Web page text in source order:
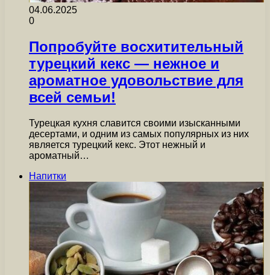
04.06.2025
0
Попробуйте восхитительный
турецкий кекс — нежное и
ароматное удовольствие для
всей семьи!
Турецкая кухня славится своими изысканными
десертами, и одним из самых популярных из них
является турецкий кекс. Этот нежный и
ароматный…
Напитки